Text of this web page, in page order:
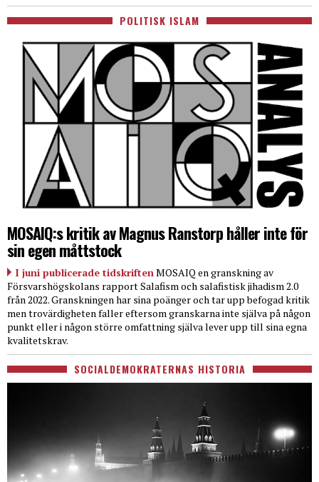
POLITISK ISLAM
MOSAIQ:s kritik av Magnus Ranstorp håller inte för
sin egen måttstock
I juni publicerade tidskriften MOSAIQ en granskning av
Försvarshögskolans rapport Salafism och salafistisk jihadism 2.0
från 2022. Granskningen har sina poänger och tar upp befogad kritik
men trovärdigheten faller eftersom granskarna inte själva på någon
punkt eller i någon större omfattning själva lever upp till sina egna
kvalitetskrav.
SOCIALDEMOKRATERNAS HISTORIA